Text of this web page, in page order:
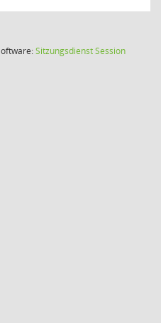
SitzungsdienstSession(Wird in